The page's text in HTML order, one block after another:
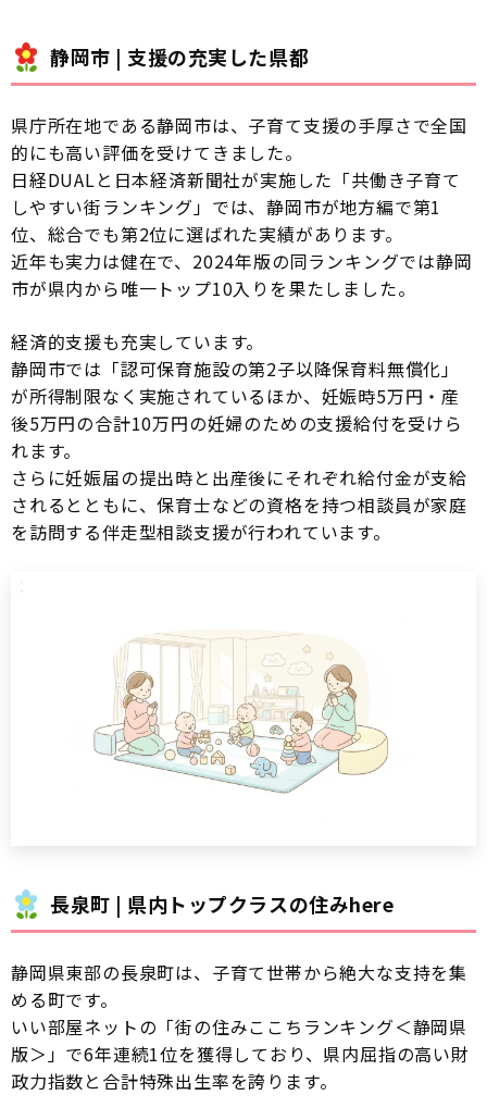
静岡市 | 支援の充実した県都
県庁所在地である静岡市は、子育て支援の手厚さで全国
的にも高い評価を受けてきました。
日経DUALと日本経済新聞社が実施した「共働き子育て
しやすい街ランキング」では、静岡市が地方編で第1
位、総合でも第2位に選ばれた実績があります。
近年も実力は健在で、2024年版の同ランキングでは静岡
市が県内から唯一トップ10入りを果たしました。
経済的支援も充実しています。
静岡市では「認可保育施設の第2子以降保育料無償化」
が所得制限なく実施されているほか、妊娠時5万円・産
後5万円の合計10万円の妊婦のための支援給付を受けら
れます。
さらに妊娠届の提出時と出産後にそれぞれ給付金が支給
されるとともに、保育士などの資格を持つ相談員が家庭
を訪問する伴走型相談支援が行われています。
長泉町 | 県内トップクラスの住みhere
静岡県東部の長泉町は、子育て世帯から絶大な支持を集
める町です。
いい部屋ネットの「街の住みここちランキング＜静岡県
版＞」で6年連続1位を獲得しており、県内屈指の高い財
政力指数と合計特殊出生率を誇ります。